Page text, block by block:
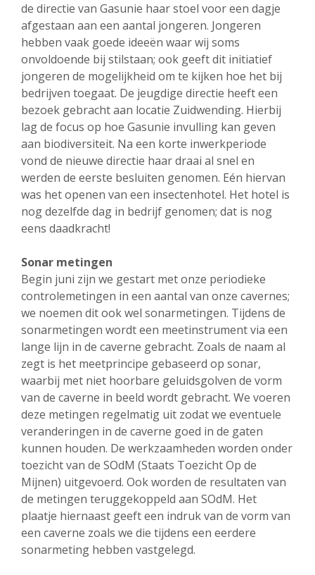
de directie van Gasunie haar stoel voor een dagje
afgestaan aan een aantal jongeren. Jongeren
hebben vaak goede ideeën waar wij soms
onvoldoende bij stilstaan; ook geeft dit initiatief
jongeren de mogelijkheid om te kijken hoe het bij
bedrijven toegaat. De jeugdige directie heeft een
bezoek gebracht aan locatie Zuidwending. Hierbij
lag de focus op hoe Gasunie invulling kan geven
aan biodiversiteit. Na een korte inwerkperiode
vond de nieuwe directie haar draai al snel en
werden de eerste besluiten genomen. Eén hiervan
was het openen van een insectenhotel. Het hotel is
nog dezelfde dag in bedrijf genomen; dat is nog
eens daadkracht!
Sonar metingen
Begin juni zijn we gestart met onze periodieke
controlemetingen in een aantal van onze cavernes;
we noemen dit ook wel sonarmetingen. Tijdens de
sonarmetingen wordt een meetinstrument via een
lange lijn in de caverne gebracht. Zoals de naam al
zegt is het meetprincipe gebaseerd op sonar,
waarbij met niet hoorbare geluidsgolven de vorm
van de caverne in beeld wordt gebracht. We voeren
deze metingen regelmatig uit zodat we eventuele
veranderingen in de caverne goed in de gaten
kunnen houden. De werkzaamheden worden onder
toezicht van de SOdM (Staats Toezicht Op de
Mijnen) uitgevoerd. Ook worden de resultaten van
de metingen teruggekoppeld aan SOdM. Het
plaatje hiernaast geeft een indruk van de vorm van
een caverne zoals we die tijdens een eerdere
sonarmeting hebben vastgelegd.